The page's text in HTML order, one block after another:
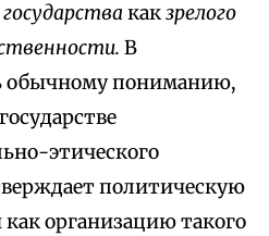
государствакакзрелого
В
обычному пониманию,
этического
политическую
организацию такого